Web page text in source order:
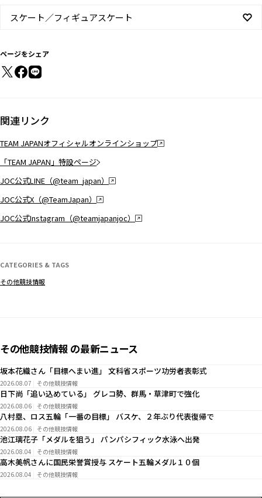
スケート／フィギュアスケート
ページをシェア
関連リンク
TEAM JAPANオフィシャルオンラインショップ
「TEAM JAPAN」特設ページ
JOC公式LINE（@team_japan）
JOC公式X（@TeamJapan）
JOC公式Instagram（@teamjapanjoc）
CATEGORIES & TAGS
その他競技情報
その他競技情報 の最新ニュース
坂本花織さん「目標へまい進」 文科省スポーツ功労者表彰式
2026.08.07 その他競技情報
日下尚「追い込めている」 グレコ勢、群馬・草津町で強化
2026.08.06 その他競技情報
八村塁、ロス五輪「一番の目標」 バスケ、２年ぶり代表復帰で
2026.08.06 その他競技情報
池江璃花子「メダルを狙う」 パンパシフィック水泳へ出発
2026.08.04 その他競技情報
高木美帆さんに国民栄誉賞授与 スケート五輪メダル１０個
2026.08.04 その他競技情報